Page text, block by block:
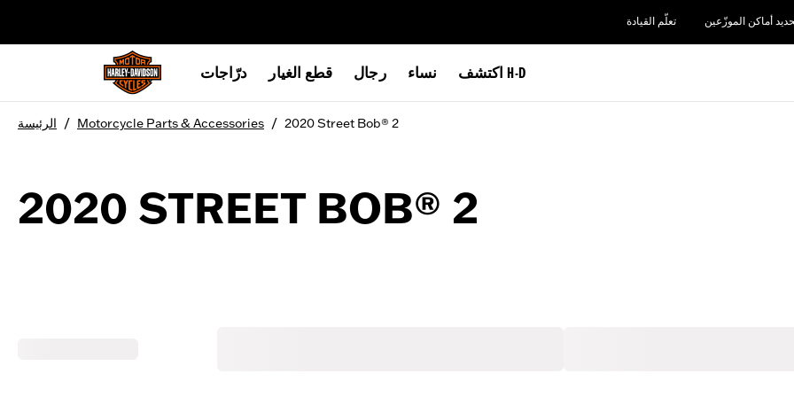
تعلّم القيادة أماكن الموزّعين
درّاجات قطع الغيار رجال نساء اكتشف H-D
الرئيسة / Motorcycle Parts & Accessories / 2020 Street Bob® 2
2020 STREET BOB® 2